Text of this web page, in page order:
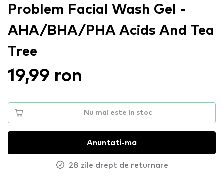
Problem Facial Wash Gel -
AHA/BHA/PHA Acids And Tea
Tree
19,99 ron
Nu mai este in stoc
Anuntati-ma
28 zile drept de returnare